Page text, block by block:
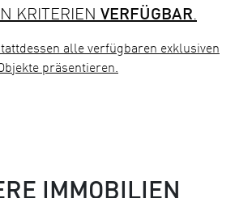
KRITERIEN VERFÜGBAR
alle verfügbaren exklusiven
präsentieren.
IMMOBILIEN